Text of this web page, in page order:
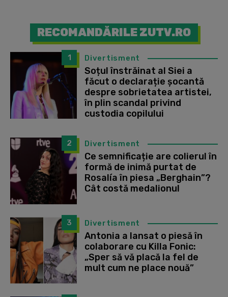
RECOMANDĂRILE ZUTV.RO
1 Divertisment
Soțul înstrăinat al Siei a
făcut o declarație șocantă
despre sobrietatea artistei,
în plin scandal privind
custodia copilului
2 Divertisment
Ce semnificație are colierul în
formă de inimă purtat de
Rosalía în piesa „Berghain”?
Cât costă medalionul
3 Divertisment
Antonia a lansat o piesă în
colaborare cu Killa Fonic:
„Sper să vă placă la fel de
mult cum ne place nouă”